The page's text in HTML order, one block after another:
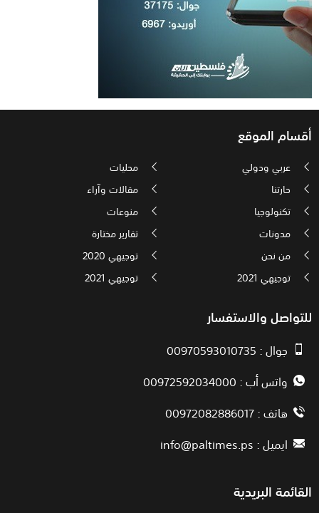
أقسام الموقع
عربي ودولي
محليات
حارتنا
مقالات وآراء
تكنولوجيا
منوعات
مدونات
تقارير مختارة
من نحن
توجيهي 2020
توجيهي 2021
توجيهي 2021
للتواصل والاستفسار
جوال : 00970593010735
واتس أب : 00972592034000
هاتف : 00972082886017
ايميل :info@paltimes.ps
القائمة البريدية